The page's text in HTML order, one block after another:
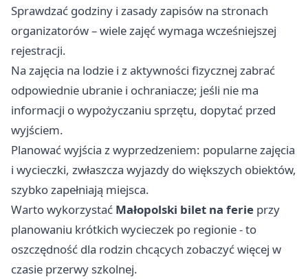
Sprawdzać godziny i zasady zapisów na stronach
organizatorów – wiele zajęć wymaga wcześniejszej
rejestracji.
Na zajęcia na lodzie i z aktywności fizycznej zabrać
odpowiednie ubranie i ochraniacze; jeśli nie ma
informacji o wypożyczaniu sprzętu, dopytać przed
wyjściem.
Planować wyjścia z wyprzedzeniem: popularne zajęcia
i wycieczki, zwłaszcza wyjazdy do większych obiektów,
szybko zapełniają miejsca.
Warto wykorzystać Małopolski bilet na ferie przy
planowaniu krótkich wycieczek po regionie - to
oszczędność dla rodzin chcących zobaczyć więcej w
czasie przerwy szkolnej.